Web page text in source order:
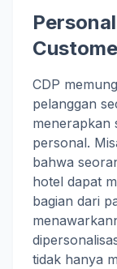
CDP
pelanggan
menerapkan
personal.
bahwa
hotel dapat
bagian dari
tidak hanya